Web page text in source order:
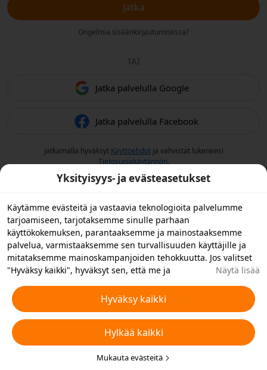
Jatka
Ongelmia sisäänkirjautumisessa?
TAI
Jatka palvelulla Google
Jatka palvelulla Facebook
Jatkamalla hyväksyt Käyttöehdotja vahvistat lukeneesi
Tietosuojakäytännön.
Yksityisyys- ja evästeasetukset
Käytämme evästeitä ja vastaavia teknologioita palvelumme
tarjoamiseen, tarjotaksemme sinulle parhaan
käyttökokemuksen, parantaaksemme ja mainostaaksemme
palvelua, varmistaaksemme sen turvallisuuden käyttäjille ja
mitataksemme mainoskampanjoiden tehokkuutta. Jos valitset
"Hyväksy kaikki", hyväksyt sen, että me ja
käytämme laitteellasi vastaavia teknologioita
mainontatarkoituksiin. Voit myös "hylätä kaikki" ei-
välttämättömät evästeet tai valita, minkä tyyppiset evästeet
haluat hyväksyä tai poistaa käytöstä napsauttamalla "Muokkaa
evästeitä" alla tai milloin tahansa tietosuoja-asetuksistasi.
Lisätietoja varten katso TemunEvästeitä ja vastaavia tekniikoita
Näytä lisää
Hyväksy kaikki
Hylkää kaikki
Mukauta evästeitä